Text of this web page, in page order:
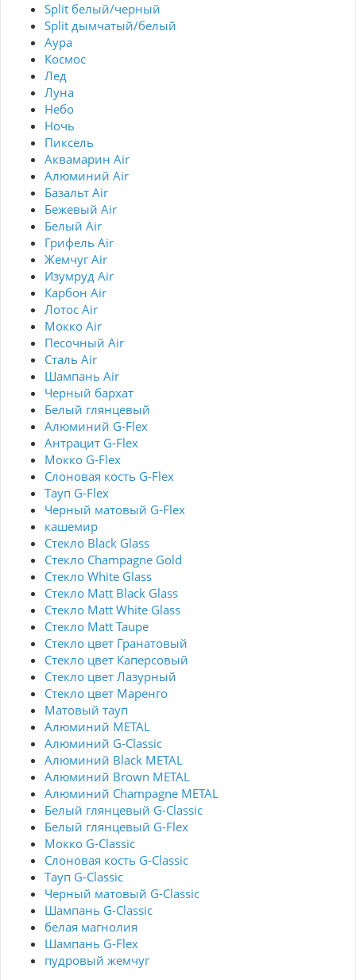
Split белый/черный
Split дымчатый/белый
Аура
Космос
Лед
Луна
Небо
Ночь
Пиксель
Аквамарин Air
Алюминий Air
Базальт Air
Бежевый Air
Белый Air
Грифель Air
Жемчуг Air
Изумруд Air
Карбон Air
Лотос Air
Мокко Air
Песочный Air
Сталь Air
Шампань Air
Черный бархат
Белый глянцевый
Алюминий G-Flex
Антрацит G-Flex
Мокко G-Flex
Слоновая кость G-Flex
Тауп G-Flex
Черный матовый G-Flex
кашемир
Стекло Black Glass
Стекло Champagne Gold
Стекло White Glass
Стекло Matt Black Glass
Стекло Matt White Glass
Стекло Matt Taupe
Стекло цвет Гранатовый
Стекло цвет Каперсовый
Стекло цвет Лазурный
Стекло цвет Маренго
Матовый тауп
Алюминий METAL
Алюминий G-Classic
Алюминий Black METAL
Алюминий Brown METAL
Алюминий Champagne METAL
Белый глянцевый G-Classic
Белый глянцевый G-Flex
Мокко G-Classic
Слоновая кость G-Classic
Тауп G-Classic
Черный матовый G-Classic
Шампань G-Classic
белая магнолия
Шампань G-Flex
пудровый жемчуг